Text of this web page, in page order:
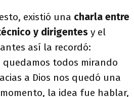
existió una charla entre
y dirigentes y el
así la recordó:
quedamos todos mirando
a Dios nos quedó una
la idea fue hablar,